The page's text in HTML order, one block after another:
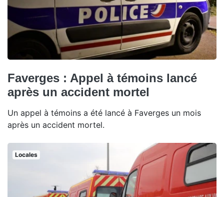
Faverges : Appel à témoins lancé
après un accident mortel
Un appel à témoins a été lancé à Faverges un mois
après un accident mortel.
Locales